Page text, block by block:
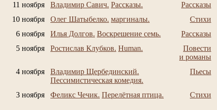
11 ноября Владимир Савич. Рассказы.
Рассказы
10 ноября
Олег Шатыбелко. маргиналы.
Стихи
6 ноября
Илья Долгов. Воскрешение семь.
Рассказы
5 ноября
Ростислав Клубков. Human.
Повести
и романы
4 ноября
Владимир Щербединский.
Пессимистическая комедия.
Пьесы
3 ноября Феликс Чечик. Перелётная птица. Стихи